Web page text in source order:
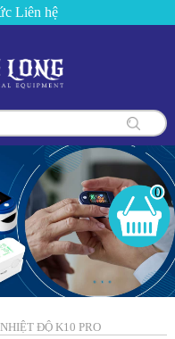
Liên hệ
0
ĐỘ K10 PRO